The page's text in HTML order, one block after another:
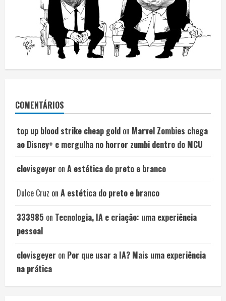
COMENTÁRIOS
top up blood strike cheap gold on Marvel Zombies chega
ao Disney+ e mergulha no horror zumbi dentro do MCU
clovisgeyer on A estética do preto e branco
Dulce Cruz on A estética do preto e branco
333985 on Tecnologia, IA e criação: uma experiência
pessoal
clovisgeyer on Por que usar a IA? Mais uma experiência
na prática